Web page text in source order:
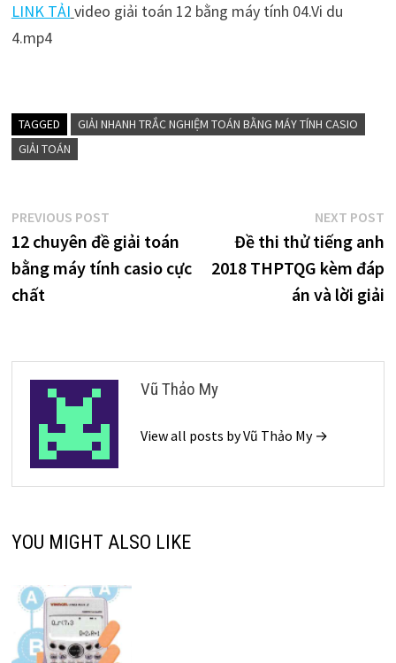
LINK TẢI video giải toán 12 bằng máy tính 04.Vi du
4.mp4
TAGGED
GIẢI NHANH TRẮC NGHIỆM TOÁN BẰNG MÁY TÍNH CASIO
GIẢI TOÁN
Điều
hướng
bài
PREVIOUS POSTPrevious
post:
12 chuyên đề giải toán
bằng máy tính casio cực
chất
NEXT POST
Đề thi thử tiếng anh
2018 THPTQG kèm đáp
án và lời giải
Vũ Thảo My
View all posts by Vũ Thảo My →
YOU MIGHT ALSO LIKE